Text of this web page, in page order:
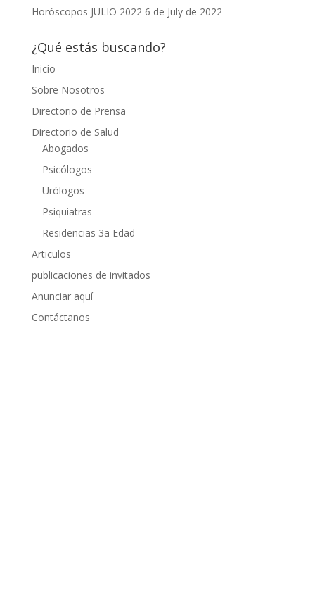
Horóscopos JULIO 2022 6 de July de 2022
¿Qué estás buscando?
Inicio
Sobre Nosotros
Directorio de Prensa
Directorio de Salud
Abogados
Psicólogos
Urólogos
Psiquiatras
Residencias 3a Edad
Articulos
publicaciones de invitados
Anunciar aquí
Contáctanos